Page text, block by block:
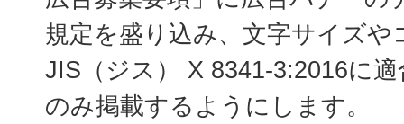
規定を盛り込み、文字サイズや
JIS（ジス） X 8341-3:2016に
のみ掲載するようにします。